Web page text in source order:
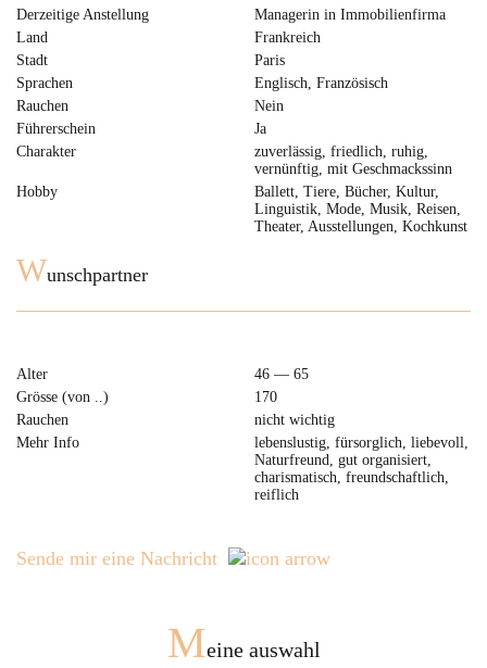
Derzeitige Anstellung
Managerin in Immobilienfirma
Land
Frankreich
Stadt
Paris
Sprachen
Englisch, Französisch
Rauchen
Nein
Führerschein
Ja
Charakter
zuverlässig, friedlich, ruhig,
vernünftig, mit Geschmackssinn
Hobby
Ballett, Tiere, Bücher, Kultur,
Linguistik, Mode, Musik, Reisen,
Theater, Ausstellungen, Kochkunst
Wunschpartner
Alter
46 — 65
Grösse (von ..)
170
Rauchen
nicht wichtig
Mehr Info
lebenslustig, fürsorglich, liebevoll,
Naturfreund, gut organisiert,
charismatisch, freundschaftlich,
reiflich
Sende mir eine Nachricht
Meine auswahl